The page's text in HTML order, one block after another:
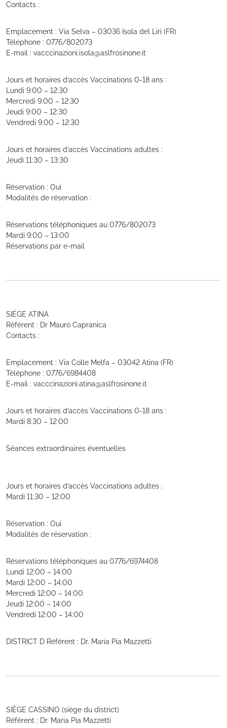
Contacts :
Emplacement : Via Selva – 03036 Isola del Liri (FR)
Téléphone : 0776/802073
E-mail : vacccinazioni.isola@aslfrosinone.it
Jours et horaires d’accès Vaccinations 0-18 ans :
Lundi 9:00 – 12:30
Mercredi 9:00 – 12:30
Jeudi 9:00 – 12:30
Vendredi 9:00 – 12:30
Jours et horaires d’accès Vaccinations adultes :
Jeudi 11:30 – 13:30
Réservation : Oui
Modalités de réservation :
Réservations téléphoniques au 0776/802073
Mardi 9:00 – 13:00
Réservations par e-mail
SIÈGE ATINA
Référent : Dr Mauro Capranica
Contacts :
Emplacement : Via Colle Melfa – 03042 Atina (FR)
Téléphone : 0776/6984408
E-mail : vacccinazioni.atina@aslfrosinone.it
Jours et horaires d’accès Vaccinations 0-18 ans :
Mardi 8:30 – 12:00
Séances extraordinaires éventuelles
Jours et horaires d’accès Vaccinations adultes :
Mardi 11:30 – 12:00
Réservation : Oui
Modalités de réservation :
Réservations téléphoniques au 0776/6974408
Lundi 12:00 – 14:00
Mardi 12:00 – 14:00
Mercredi 12:00 – 14:00
Jeudi 12:00 – 14:00
Vendredi 12:00 – 14:00
DISTRICT D Référent : Dr. Maria Pia Mazzetti
SIÈGE CASSINO (siège du district)
Référent : Dr. Maria Pia Mazzetti